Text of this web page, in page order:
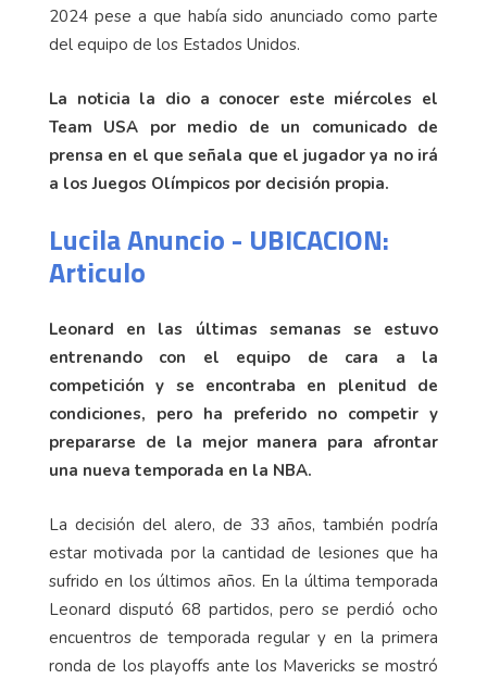
2024 pese a que había sido anunciado como parte
del equipo de los Estados Unidos.
La noticia la dio a conocer este miércoles el
Team USA por medio de un comunicado de
prensa en el que señala que el jugador ya no irá
a los Juegos Olímpicos por decisión propia.
Lucila Anuncio - UBICACION:
Articulo
Leonard en las últimas semanas se estuvo
entrenando con el equipo de cara a la
competición y se encontraba en plenitud de
condiciones, pero ha preferido no competir y
prepararse de la mejor manera para afrontar
una nueva temporada en la NBA.
La decisión del alero, de 33 años, también podría
estar motivada por la cantidad de lesiones que ha
sufrido en los últimos años. En la última temporada
Leonard disputó 68 partidos, pero se perdió ocho
encuentros de temporada regular y en la primera
ronda de los playoffs ante los Mavericks se mostró